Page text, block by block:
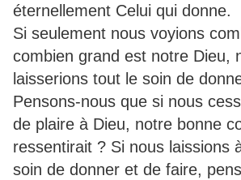
éternellement Celui qui donne.
Si seulement nous voyions
combien grand est notre Dieu,
laisserions tout le soin de
Pensons-nous que si nous
de plaire à Dieu, notre bonne
ressentirait ? Si nous laissions
soin de donner et de faire,